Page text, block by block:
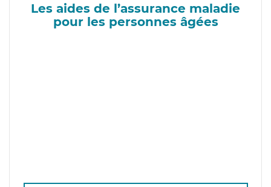
Les aides de l’assurance maladie
pour les personnes âgées